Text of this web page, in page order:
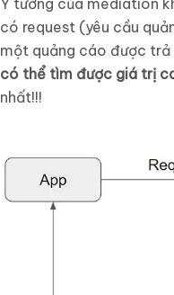
có request (yêu cầu
một quảng cáo được trả
có thể tìm được giá trị
nhất!!!